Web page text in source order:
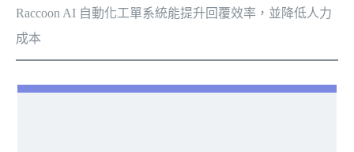
Raccoon AI 自動化工單系統能提升回覆效率，並降低人力
成本